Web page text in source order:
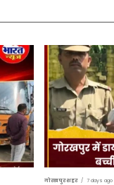
गोरखपुर शहर 7 days ago